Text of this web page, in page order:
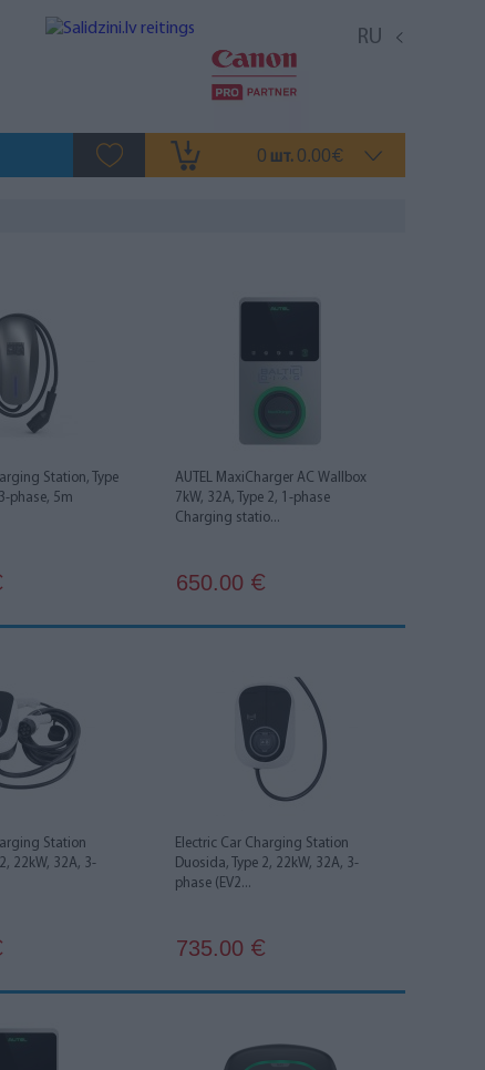
RU
0 шт. 0.00€
Station, Type
phase, 5m
AUTEL MaxiCharger AC Wallbox
7kW, 32A, Type 2, 1-phase
Charging statio...
650.00 €
Station
22kW, 32A, 3-
Electric Car Charging Station
Duosida, Type 2, 22kW, 32A, 3-
phase (EV2...
735.00 €